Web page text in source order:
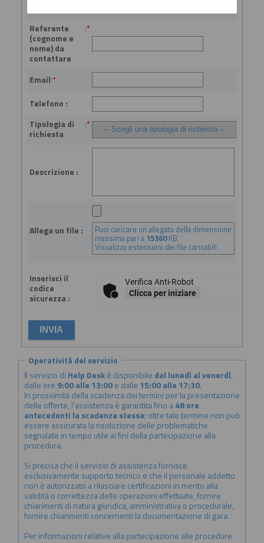
denominazione
Referente
(cognome e
nome) da
contattare
:*
Email:*
Telefono :
Tipologia di
richiesta
:*
Descrizione :
Allega un file : Puoi caricare un allegato della dimensione
massima pari a 15360KB.
Visualizza estensioni dei file caricabili
Inserisci il
codice
sicurezza :
Verifica Anti-Robot
Clicca per iniziare
Operatività del servizio
Il servizio di Help Deskè disponibile dal lunedì al venerdì,
dalle ore 9:00 alle 13:00e dalle 15:00 alle 17:30.
In prossimità della scadenza dei termini per la presentazione
delle offerte, l'assistenza è garantita fino a48 ore
antecedenti la scadenza stessa; oltre tale termine non può
essere assicurata la risoluzione delle problematiche
segnalate in tempo utile ai fini della partecipazione alla
procedura.
Si precisa che il servizio di assistenza fornisce
esclusivamente supporto tecnico e che il personale addetto
non è autorizzato a rilasciare certificazioni in merito alla
validità o correttezza delle operazioni effettuate, fornire
chiarimenti di natura giuridica, amministrativa o procedurale,
fornire chiarimenti concernenti la documentazione di gara.
Per informazioni relative alla partecipazione alle procedure